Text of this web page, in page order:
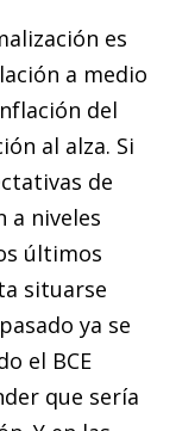
es
a medio
del
al alza. Si
de
a niveles
últimos
situarse
ya se
el BCE
que sería